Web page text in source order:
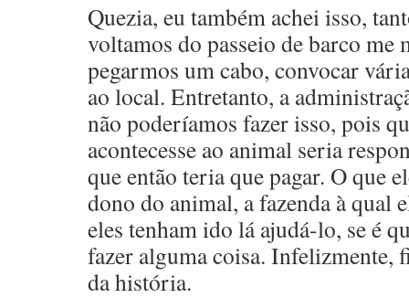
Quezia, eu também achei isso,
voltamos do passeio de barco me
pegarmos um cabo, convocar
ao local. Entretanto, a
não poderíamos fazer isso, pois
acontecesse ao animal seria
que então teria que pagar. O que
dono do animal, a fazenda à qual
eles tenham ido lá ajudá-lo, se é
fazer alguma coisa. Infelizmente,
da história.